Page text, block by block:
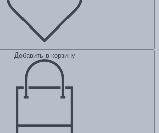
Добавить в корзину